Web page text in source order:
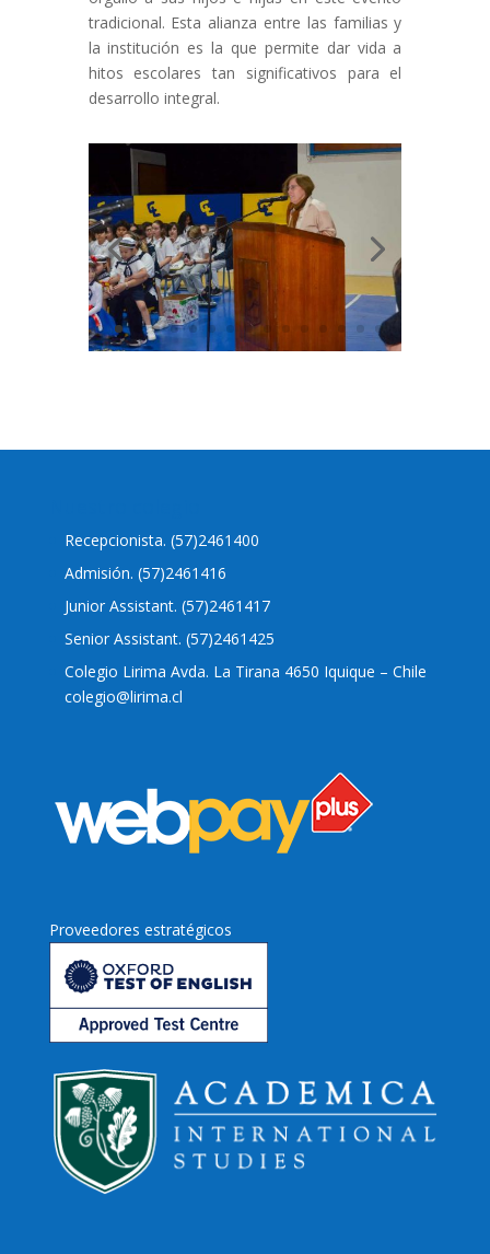
tradicional. Esta alianza entre las familias y
la institución es la que permite dar vida a
hitos escolares tan significativos para el
desarrollo integral.
Recepcionista. (57)2461400
Admisión. (57)2461416
Junior Assistant. (57)2461417
Senior Assistant. (57)2461425
Colegio Lirima Avda. La Tirana 4650 Iquique – Chile
colegio@lirima.cl
Proveedores estratégicos